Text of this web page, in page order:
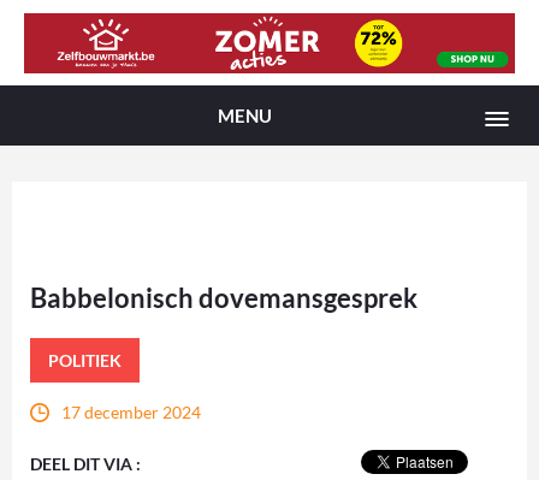
MENU
Babbelonisch dovemansgesprek
POLITIEK
17 december 2024
DEEL DIT VIA :